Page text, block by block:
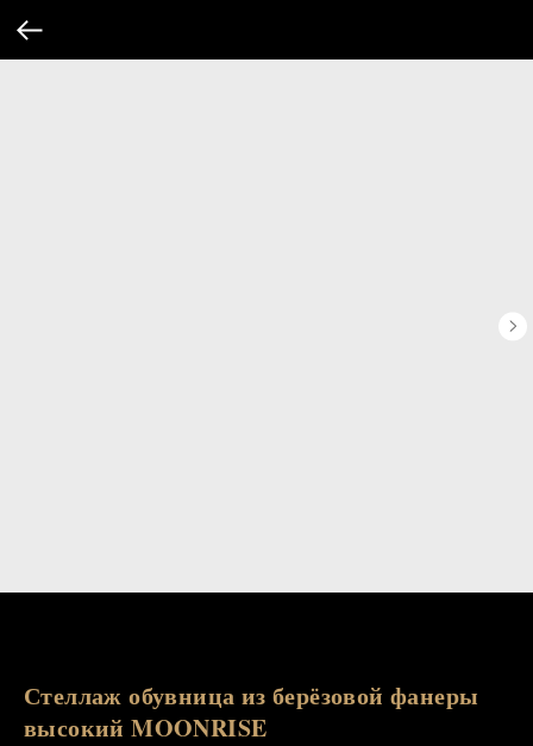
Стеллаж обувница из берёзовой фанеры
высокий MOONRISE